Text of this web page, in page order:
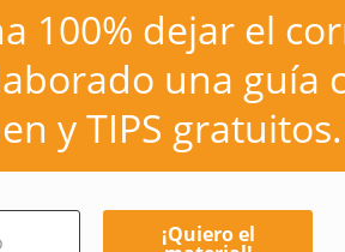
su puesto de trabajo
100% dejar el
una guía
y TIPS gratuitos.